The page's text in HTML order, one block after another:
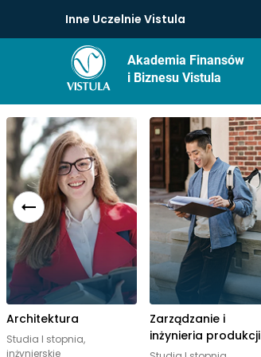
Inne Uczelnie Vistula
Akademia Finansów
i Biznesu Vistula
Architektura
Studia I stopnia,
inżynierskie
Zarządzanie i
inżynieria produkcji